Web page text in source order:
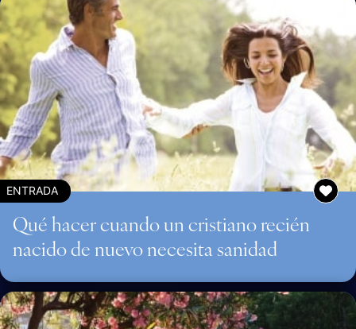
ENTRADA
Qué hacer cuando un cristiano recién
nacido de nuevo necesita sanidad